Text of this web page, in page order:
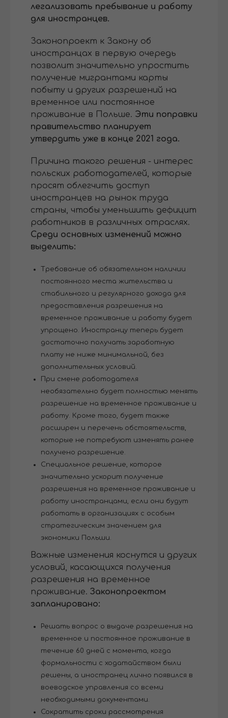
легализовать пребывание и работу
для иностранцев.
Законопроект к Закону об
иностранцах в первую очередь
позволит значительно упростить
получение мигрантами карты
побыту и других разрешений на
временное или постоянное
проживание в Польше. Эти поправки
правительство планирует
утвердить уже в конце 2021 года.
Причина такого решения - интерес
польских работодателей, которые
просят облегчить доступ
иностранцев на рынок труда
страны, чтобы уменьшить дефицит
работников в различных отраслях.
Среди основных изменений можно
выделить:
Требование об обязательном наличии
постоянного места жительства и
стабильного и регулярного дохода для
предоставления разрешения на
временное проживание и работу будет
упрощено. Иностранцу теперь будет
достаточно получать заработную
плату не ниже минимальной, без
дополнительных условий.
При смене работодателя
необязательно будет полностью менять
разрешение на временное проживание и
работу. Кроме того, будет также
расширен и перечень обстоятельств,
которые не потребуют изменять ранее
получено разрешение.
Специальное решение, которое
значительно ускорит получение
разрешения на временное проживание и
работу иностранцами, если они будут
работать в организациях с особым
стратегическим значением для
экономики Польши.
Важные изменения коснутся и других
условий, касающихся получения
разрешения на временное
проживание. Законопроектом
запланировано:
Решать вопрос о выдаче разрешения на
временное и постоянное проживание в
течение 60 дней с момента, когда
формальности с ходатайством были
решены, а иностранец лично появился в
воеводское управления со всеми
необходимыми документами.
Сократить сроки рассмотрения